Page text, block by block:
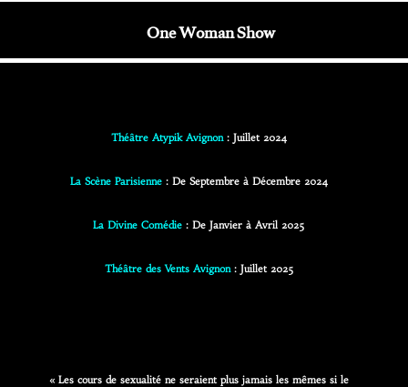
One Woman Show
Théâtre Atypik Avignon : Juillet 2024
La Scène Parisienne : De Septembre à Décembre 2024
La Divine Comédie : De Janvier à Avril 2025
Théâtre des Vents Avignon: Juillet 2025
« Les cours de sexualité ne seraient plus jamais les mêmes si le